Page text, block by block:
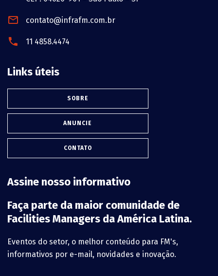
contato@infrafm.com.br
11 4858.4474
Links úteis
SOBRE
ANUNCIE
CONTATO
Assine nosso informativo
Faça parte da maior comunidade de
Facilities Managers da América Latina.
Eventos do setor, o melhor conteúdo para FM's,
informativos por e-mail, novidades e inovação.